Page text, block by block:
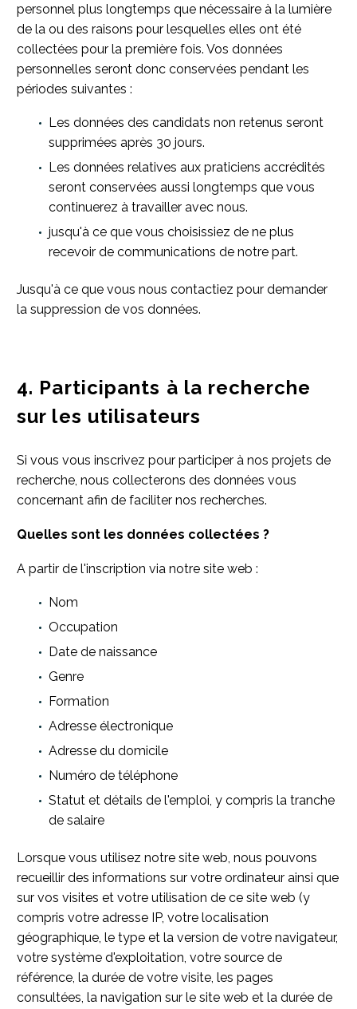
personnel plus longtemps que nécessaire à la lumière
de la ou des raisons pour lesquelles elles ont été
collectées pour la première fois. Vos données
personnelles seront donc conservées pendant les
périodes suivantes :
Les données des candidats non retenus seront
supprimées après 30 jours.
Les données relatives aux praticiens accrédités
seront conservées aussi longtemps que vous
continuerez à travailler avec nous.
jusqu'à ce que vous choisissiez de ne plus
recevoir de communications de notre part.
Jusqu'à ce que vous nous contactiez pour demander
la suppression de vos données.
4. Participants à la recherche
sur les utilisateurs
Si vous vous inscrivez pour participer à nos projets de
recherche, nous collecterons des données vous
concernant afin de faciliter nos recherches.
Quelles sont les données collectées ?
A partir de l'inscription via notre site web :
Nom
Occupation
Date de naissance
Genre
Formation
Adresse électronique
Adresse du domicile
Numéro de téléphone
Statut et détails de l'emploi, y compris la tranche
de salaire
Lorsque vous utilisez notre site web, nous pouvons
recueillir des informations sur votre ordinateur ainsi que
sur vos visites et votre utilisation de ce site web (y
compris votre adresse IP, votre localisation
géographique, le type et la version de votre navigateur,
votre système d'exploitation, votre source de
référence, la durée de votre visite, les pages
consultées, la navigation sur le site web et la durée de